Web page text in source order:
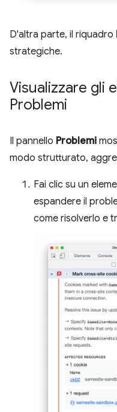
D'altra parte, il riquadro
strategiche.
Visualizzare gli
Problemi
Il pannello Problemi
modo strutturato,
Fai clic su un
espandere il
come risolverlo e